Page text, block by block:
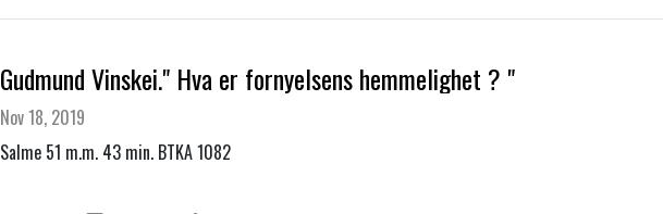
Gudmund Vinskei." Hva er fornyelsens hemmelighet ? "
Nov 18, 2019
Salme 51 m.m. 43 min. BTKA 1082